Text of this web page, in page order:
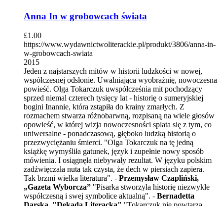
Anna In w grobowcach świata
£1.00
https://www.wydawnictwoliterackie.pl/produkt/3806/anna-in-
w-grobowcach-swiata
2015
Jeden z najstarszych mitów w historii ludzkości w nowej,
współczesnej odsłonie. Uwalniająca wyobraźnię, nowoczesna
powieść. Olga Tokarczuk uwspółcześnia mit pochodzący
sprzed niemal czterech tysięcy lat - historię o sumeryjskiej
bogini Inannie, która zstąpiła do krainy zmarłych. Z
rozmachem stwarza różnobarwną, rozpisaną na wiele głosów
opowieść, w której wizja nowoczesności splata się z tym, co
uniwersalne - ponadczasową, głęboko ludzką historią o
przezwyciężaniu śmierci. "Olga Tokarczuk na tę jedną
książkę wymyśliła gatunek, język i zupełnie nowy sposób
mówienia. I osiągnęła niebywały rezultat. W języku polskim
zadźwięczała nuta tak czysta, że dech w piersiach zapiera.
Tak brzmi wielka literatura". - Przemysław Czapliński,
„Gazeta Wyborcza” "Pisarka stworzyła historię niezwykle
współczesną i swej symbolice aktualną". - Bernadetta